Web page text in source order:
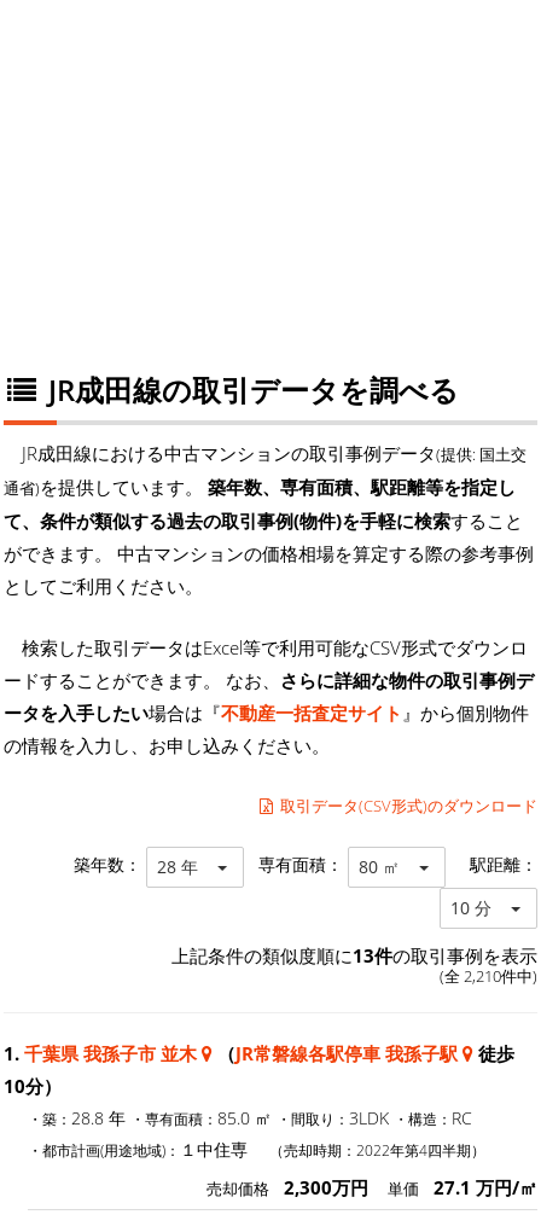
JR成田線の取引データを調べる
JR成田線における中古マンションの取引事例データ(提供: 国土交
通省)を提供しています。 築年数、専有面積、駅距離等を指定し
て、条件が類似する過去の取引事例(物件)を手軽に検索すること
ができます。 中古マンションの価格相場を算定する際の参考事例
としてご利用ください。
検索した取引データはExcel等で利用可能なCSV形式でダウンロ
ードすることができます。 なお、 さらに詳細な物件の取引事例デ
ータを入手したい場合は『不動産一括査定サイト 』から個別物件
の情報を入力し、お申し込みください。
取引データ(CSV形式)のダウンロード
築年数： 28 年 専有面積： 80 ㎡ 駅距離：
10 分
上記条件の類似度順に13件の取引事例を表示
(全 2,210件中)
1. 千葉県 我孫子市 並木 （JR常磐線各駅停車 我孫子駅
徒歩
10分）
・築： 28.8 年 ・専有面積： 85.0 ㎡ ・間取り： 3LDK ・構造： RC
・都市計画(用途地域)： １中住専 （売却時期：2022年第4四半期）
売却価格 2,300万円 単価 27.1 万円/㎡